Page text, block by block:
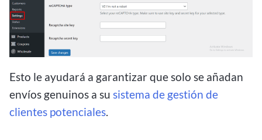
Esto le ayudará a garantizar que solo se añadan
envíos genuinos a su sistema de gestión de
clientes potenciales.